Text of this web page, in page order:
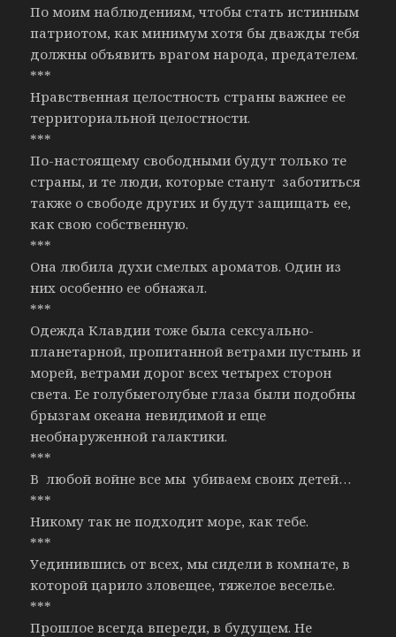
По моим наблюдениям, чтобы стать истинным
патриотом, как минимум хотя бы дважды тебя
должны объявить врагом народа, предателем.
***
Нравственная целостность страны важнее ее
территориальной целостности.
***
По-настоящему свободными будут только те
страны, и те люди, которые станут заботиться
также о свободе других и будут защищать ее,
как свою собственную.
***
Она любила духи смелых ароматов. Один из
них особенно ее обнажал.
***
Одежда Клавдии тоже была сексуально-
планетарной, пропитанной ветрами пустынь и
морей, ветрами дорог всех четырех сторон
света. Ее голубыеголубые глаза были подобны
брызгам океана невидимой и еще
необнаруженной галактики.
***
В любой войне все мы убиваем своих детей…
***
Никому так не подходит море, как тебе.
***
Уединившись от всех, мы сидели в комнате, в
которой царило зловещее, тяжелое веселье.
***
Прошлое всегда впереди, в будущем. Не